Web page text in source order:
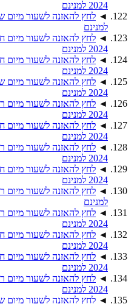
2024 למנינם
◄
למנינם
◄
2024 למנינם
◄
2024 למנינם
◄
2024 למנינם
◄
2024 למנינם
◄
2024 למנינם
◄
2024 למנינם
◄
2024 למנינם
◄
למנינם
◄
2024 למנינם
◄
2024 למנינם
◄
2024 למנינם
◄
2024 למנינם
◄